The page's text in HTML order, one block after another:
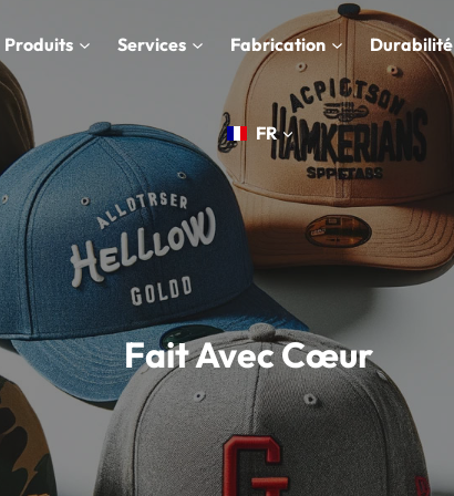
Produits Services Fabrication Durabilité
FR
Fait Avec Cœur